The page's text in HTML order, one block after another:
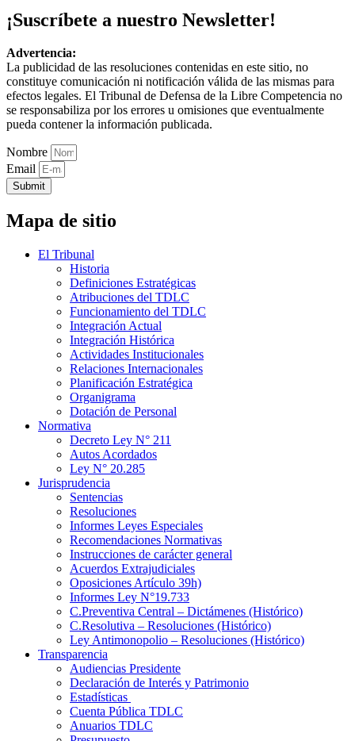
¡Suscríbete a nuestro Newsletter!
Advertencia:
La publicidad de las resoluciones contenidas en este sitio, no
constituye comunicación ni notificación válida de las mismas para
efectos legales. El Tribunal de Defensa de la Libre Competencia no
se responsabiliza por los errores u omisiones que eventualmente
pueda contener la información publicada.
Nombre
Email
Submit
Mapa de sitio
El Tribunal
Historia
Definiciones Estratégicas
Atribuciones del TDLC
Funcionamiento del TDLC
Integración Actual
Integración Histórica
Actividades Institucionales
Relaciones Internacionales
Planificación Estratégica
Organigrama
Dotación de Personal
Normativa
Decreto Ley N° 211
Autos Acordados
Ley N° 20.285
Jurisprudencia
Sentencias
Resoluciones
Informes Leyes Especiales
Recomendaciones Normativas
Instrucciones de carácter general
Acuerdos Extrajudiciales
Oposiciones Artículo 39h)
Informes Ley N°19.733
C.Preventiva Central – Dictámenes (Histórico)
C.Resolutiva – Resoluciones (Histórico)
Ley Antimonopolio – Resoluciones (Histórico)
Transparencia
Audiencias Presidente
Declaración de Interés y Patrimonio
Estadísticas
Cuenta Pública TDLC
Anuarios TDLC